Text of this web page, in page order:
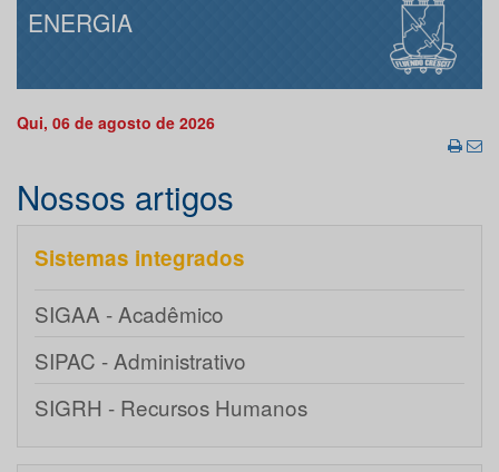
ENERGIA
Qui, 06 de agosto de 2026
Nossos artigos
Sistemas integrados
SIGAA - Acadêmico
SIPAC - Administrativo
SIGRH - Recursos Humanos